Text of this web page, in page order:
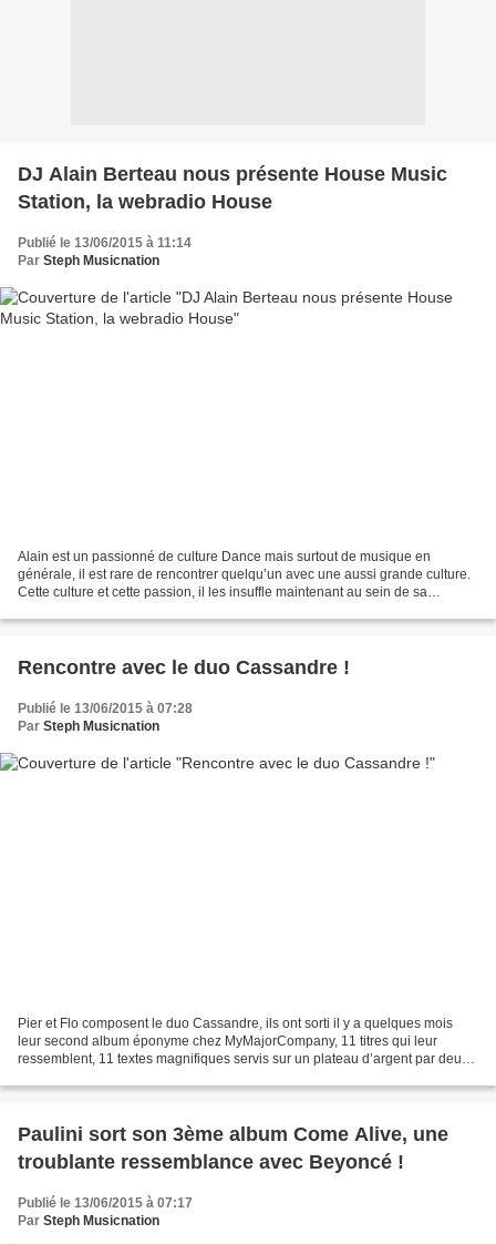
DJ Alain Berteau nous présente House Music
Station, la webradio House
Publié le 13/06/2015 à 11:14
Par Steph Musicnation
Alain est un passionné de culture Dance mais surtout de musique en
générale, il est rare de rencontrer quelqu’un avec une aussi grande culture.
Cette culture et cette passion, il les insuffle maintenant au sein de sa
Rencontre avec le duo Cassandre !
Publié le 13/06/2015 à 07:28
Par Steph Musicnation
Pier et Flo composent le duo Cassandre, ils ont sorti il y a quelques mois
leur second album éponyme chez MyMajorCompany, 11 titres qui leur
ressemblent, 11 textes magnifiques servis sur un plateau d’argent par deux
Paulini sort son 3ème album Come Alive, une
troublante ressemblance avec Beyoncé !
Publié le 13/06/2015 à 07:17
Par Steph Musicnation